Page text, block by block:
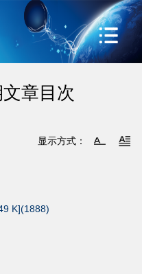
章目次
显示方式：
K](1888)